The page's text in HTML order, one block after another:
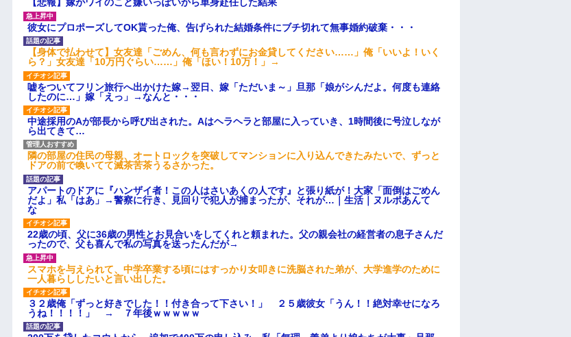
【悲報】嫁がワイのこと嫌いっぽいから単身赴任した結果
彼女にプロポーズしてOK貰った俺、告げられた結婚条件にブチ切れて無事婚約破棄・・・
【身体で払わせて】女友達「ごめん、何も言わずにお金貸してください……」俺「いいよ！いく
ら？」女友達「10万円ぐらい……」俺「ほい！10万！」→
嘘をついてフリン旅行へ出かけた嫁→翌日、嫁「ただいま～」旦那「娘がシんだよ。何度も連絡
したのに…」嫁「えっ」→なんと・・・
中途採用のAが部長から呼び出された。Aはヘラヘラと部屋に入っていき、1時間後に号泣しなが
ら出てきて…
隣の部屋の住民の母親、オートロックを突破してマンションに入り込んできたみたいで、ずっと
ドアの前で喚いてて滅茶苦茶うるさかった。
アパートのドアに『ハンザイ者！この人はさいあくの人です』と張り紙が！大家「面倒はごめん
だよ」私「はあ」→警察に行き、見回りで犯人が捕まったが、それが…｜生活｜ヌルポあんて
な
22歳の頃、父に36歳の男性とお見合いをしてくれと頼まれた。父の親会社の経営者の息子さんだ
ったので、父も喜んで私の写真を送ったんだが→
スマホを与えられて、中学卒業する頃にはすっかり女叩きに洗脳された弟が、大学進学のために
一人暮らししたいと言い出した。
３２歳俺「ずっと好きでした！！付き合って下さい！」 ２５歳彼女「うん！！絶対幸せになろ
うね！！！！」 → ７年後ｗｗｗｗｗ